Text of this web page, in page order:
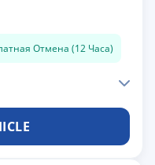
Отмена (12 Часа)